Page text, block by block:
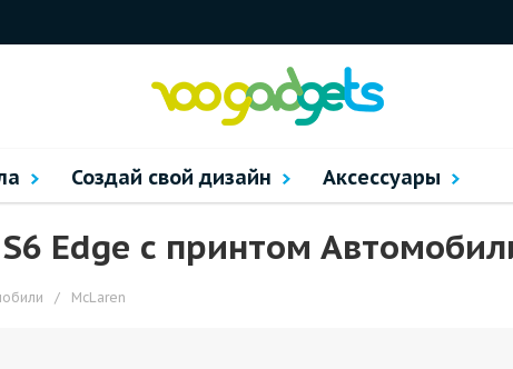
Создай свой дизайн Аксессуары
Edge с принтом
/ McLaren